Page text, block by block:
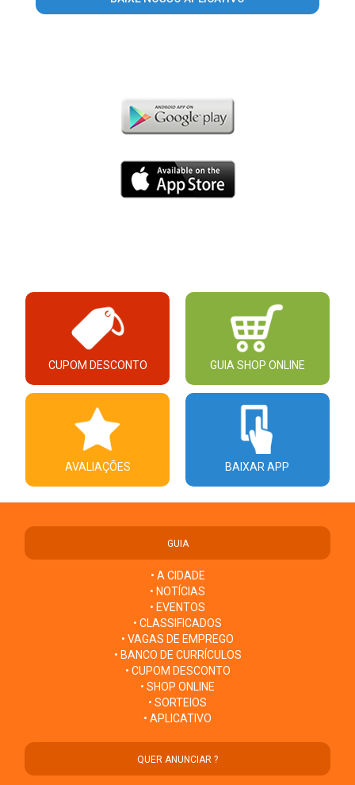
CUPOM DESCONTO GUIA SHOP ONLINE
AVALIAÇÕES BAIXAR APP
GUIA
• A CIDADE
• NOTÍCIAS
• EVENTOS
• CLASSIFICADOS
• VAGAS DE EMPREGO
• BANCO DE CURRÍCULOS
• CUPOM DESCONTO
• SHOP ONLINE
• SORTEIOS
• APLICATIVO
QUER ANUNCIAR ?